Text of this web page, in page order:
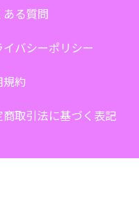
ある質問
イバシーポリシー
規約
商取引法に基づく表記